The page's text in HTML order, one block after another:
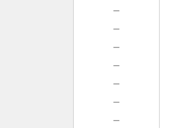
－
－
－
－
－
－
－